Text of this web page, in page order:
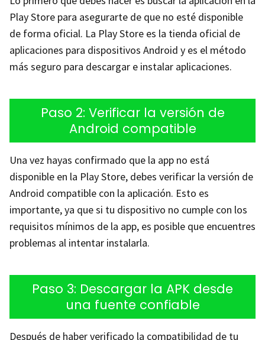
Play Store para asegurarte de que no esté disponible
de forma oficial. La Play Store es la tienda oficial de
aplicaciones para dispositivos Android y es el método
más seguro para descargar e instalar aplicaciones.
Paso 2: Verificar la versión de
Android compatible
Una vez hayas confirmado que la app no está
disponible en la Play Store, debes verificar la versión de
Android compatible con la aplicación. Esto es
importante, ya que si tu dispositivo no cumple con los
requisitos mínimos de la app, es posible que encuentres
problemas al intentar instalarla.
Paso 3: Descargar la APK desde
una fuente confiable
Después de haber verificado la compatibilidad de tu